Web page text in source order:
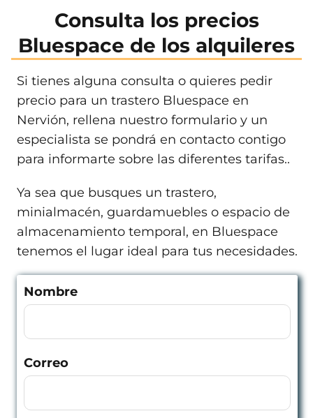
Consulta los precios
Bluespace de los alquileres
Si tienes alguna consulta o quieres pedir
precio para un trastero Bluespace en
Nervión, rellena nuestro formulario y un
especialista se pondrá en contacto contigo
para informarte sobre las diferentes tarifas..
Ya sea que busques un trastero,
minialmacén, guardamuebles o espacio de
almacenamiento temporal, en Bluespace
tenemos el lugar ideal para tus necesidades.
Nombre
Correo